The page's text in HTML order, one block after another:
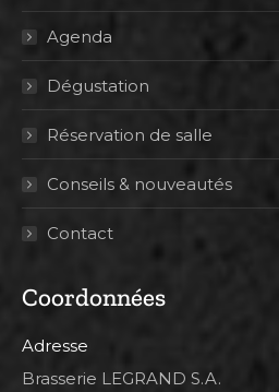
Agenda
Dégustation
Réservation de salle
Conseils & nouveautés
Contact
Coordonnées
Adresse
Brasserie LEGRAND S.A.